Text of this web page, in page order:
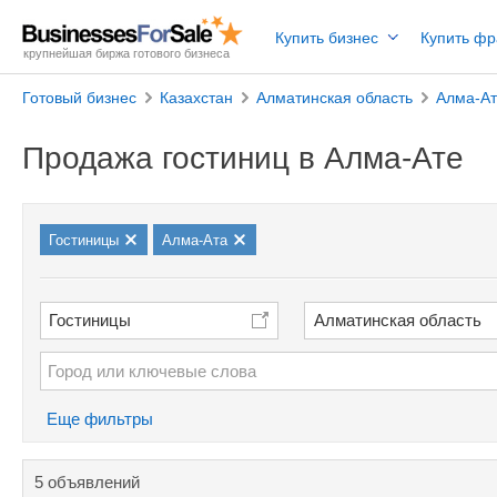
крупнейшая биржа готового бизнеса
Купить бизнес Купить
Готовый бизнес Казахстан Алматинская область Алма-
Продажа гостиниц в Алма-Ате
Гостиницы Алма-Ата
Гостиницы Алматинская область
Еще фильтры
5 объявлений